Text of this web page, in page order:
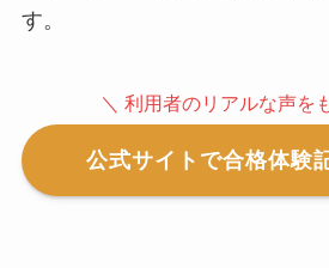
す。
＼ 利用者のリアルな声を
公式サイトで合格体験